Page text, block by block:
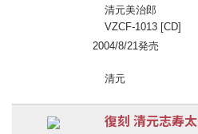
清元美治郎
VZCF-1013 [CD]
2004/8/21発売
清元
復刻 清元志寿太